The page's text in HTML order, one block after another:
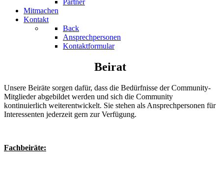
Partner
Mitmachen
Kontakt
Back
Ansprechpersonen
Kontaktformular
Beirat
Unsere Beiräte sorgen dafür, dass die Bedürfnisse der Community-
Mitglieder abgebildet werden und sich die Community
kontinuierlich weiterentwickelt. Sie stehen als Ansprechpersonen für
Interessenten jederzeit gern zur Verfügung.
Fachbeiräte: